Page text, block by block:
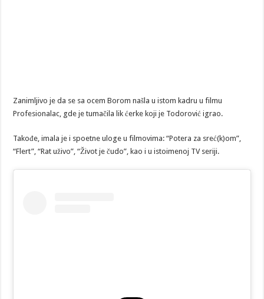
Zanimljivo je da se sa ocem Borom našla u istom kadru u filmu
Profesionalac, gde je tumačila lik ćerke koji je Todorović igrao.
Takođe, imala je i spoetne uloge u filmovima: “Potera za sreć(k)om”,
“Flert”, “Rat uživo”, “Život je čudo”, kao i u istoimenoj TV seriji.